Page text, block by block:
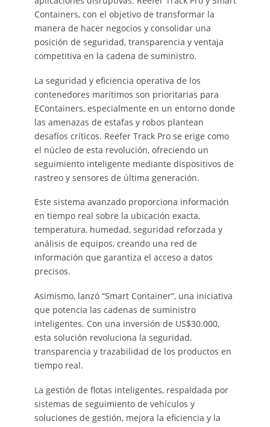
Containers, con el objetivo de transformar la
manera de hacer negocios y consolidar una
posición de seguridad, transparencia y ventaja
competitiva en la cadena de suministro.
La seguridad y eficiencia operativa de los
contenedores marítimos son prioritarias para
EContainers, especialmente en un entorno donde
las amenazas de estafas y robos plantean
desafíos críticos. Reefer Track Pro se erige como
el núcleo de esta revolución, ofreciendo un
seguimiento inteligente mediante dispositivos de
rastreo y sensores de última generación.
Este sistema avanzado proporciona información
en tiempo real sobre la ubicación exacta,
temperatura, humedad, seguridad reforzada y
análisis de equipos, creando una red de
información que garantiza el acceso a datos
precisos.
Asimismo, lanzó “Smart Container”, una iniciativa
que potencia las cadenas de suministro
inteligentes. Con una inversión de US$30.000,
esta solución revoluciona la seguridad,
transparencia y trazabilidad de los productos en
tiempo real.
La gestión de flotas inteligentes, respaldada por
sistemas de seguimiento de vehículos y
soluciones de gestión, mejora la eficiencia y la